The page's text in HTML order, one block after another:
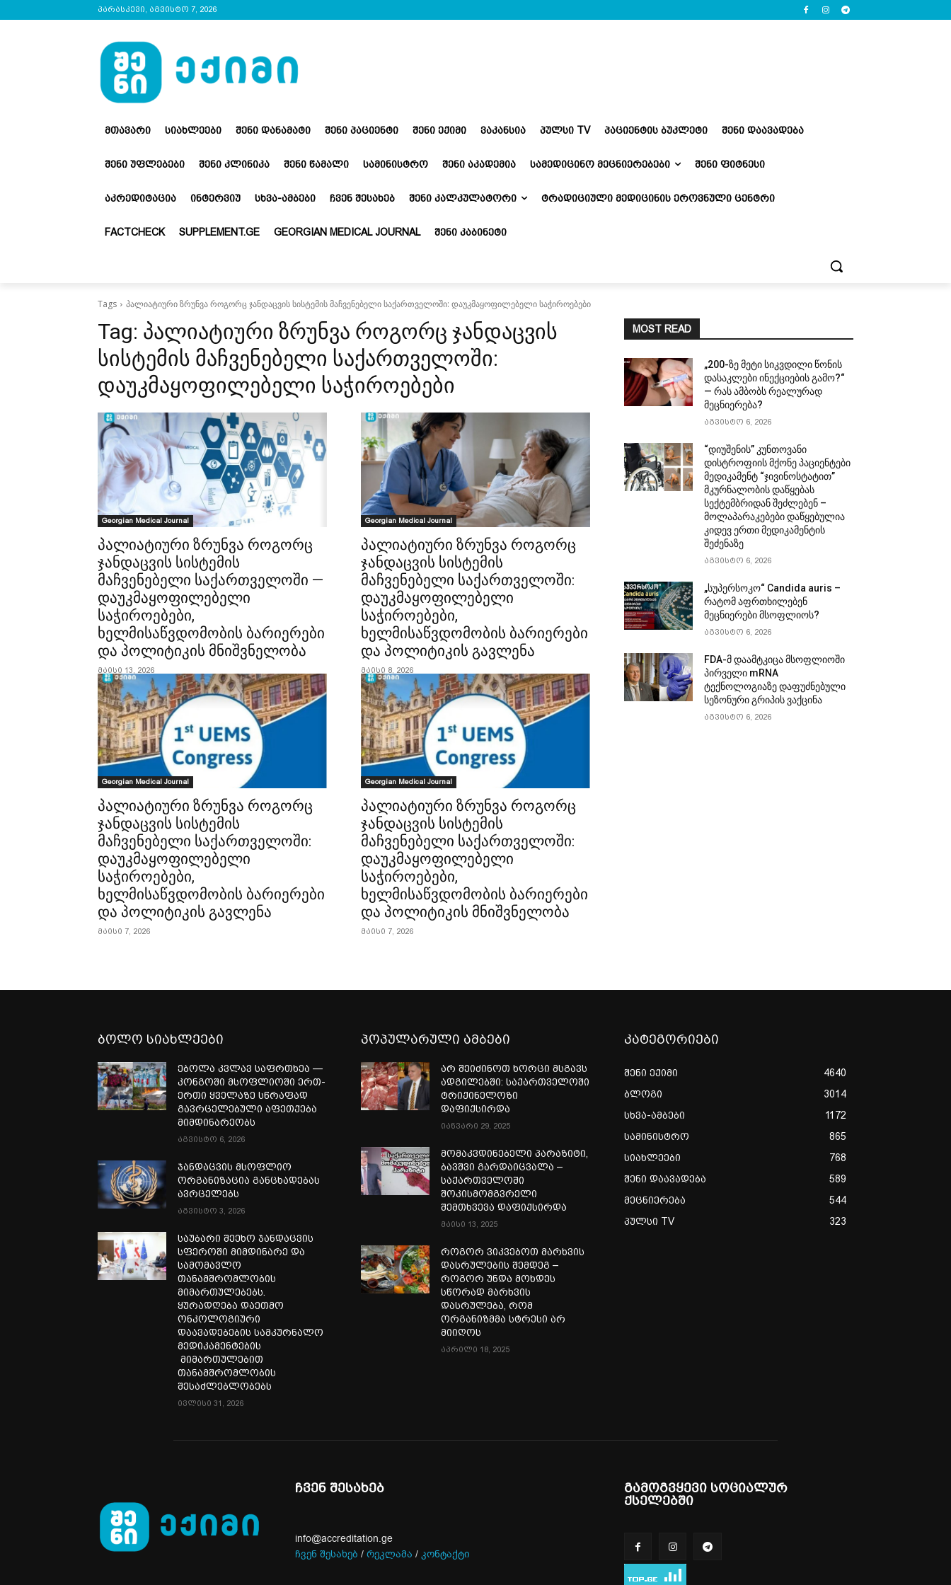
პარასკევი, აგვისტო 7, 2026
ᲛᲗᲐᲕᲐᲠᲘ ᲡᲘᲐᲮᲚᲔᲔᲑᲘ ᲨᲔᲜᲘ ᲓᲐᲜᲐᲛᲐᲢᲘ ᲨᲔᲜᲘ ᲞᲐᲪᲘᲔᲜᲢᲘ ᲨᲔᲜᲘ ᲔᲥᲘᲛᲘ ᲕᲐᲙᲐᲜᲡᲘᲐ ᲞᲣᲚᲡᲘ TV ᲞᲐᲪᲘᲔᲜᲢᲘᲡ ᲑᲣᲙᲚᲔᲢᲘ ᲨᲔᲜᲘ ᲓᲐᲐᲕᲐᲓᲔᲑᲐ
ᲨᲔᲜᲘ ᲣᲤᲚᲔᲑᲔᲑᲘ ᲨᲔᲜᲘ ᲙᲚᲘᲜᲘᲙᲐ ᲨᲔᲜᲘ ᲬᲐᲛᲐᲚᲘ ᲡᲐᲛᲘᲜᲘᲡᲢᲠᲝ ᲨᲔᲜᲘ ᲐᲙᲐᲓᲔᲛᲘᲐ ᲡᲐᲛᲔᲓᲘᲪᲘᲜᲝ ᲛᲔᲪᲜᲘᲔᲠᲔᲑᲔᲑᲘ ᲨᲔᲜᲘ ᲤᲘᲢᲜᲔᲡᲘ
ᲐᲙᲠᲔᲓᲘᲢᲐᲪᲘᲐ ᲘᲜᲢᲔᲠᲕᲘᲣ ᲡᲮᲕᲐ-ᲐᲛᲑᲔᲑᲘ ᲩᲕᲔᲜ ᲨᲔᲡᲐᲮᲔᲑ ᲨᲔᲜᲘ ᲙᲐᲚᲙᲣᲚᲐᲢᲝᲠᲘ ᲢᲠᲐᲓᲘᲪᲘᲣᲚᲘ ᲛᲔᲓᲘᲪᲘᲜᲘᲡ ᲔᲠᲝᲕᲜᲣᲚᲘ ᲪᲔᲜᲢᲠᲘ
FACTCHECK SUPPLEMENT.GE GEORGIAN MEDICAL JOURNAL ᲨᲔᲜᲘ ᲙᲐᲑᲘᲜᲔᲢᲘ
Tags პალიატიური ზრუნვა როგორც ჯანდაცვის სისტემის მაჩვენებელი საქართველოში: დაუკმაყოფილებელი საჭიროებები
Tag: პალიატიური ზრუნვა როგორც ჯანდაცვის
სისტემის მაჩვენებელი საქართველოში:
დაუკმაყოფილებელი საჭიროებები
Georgian Medical Journal
პალიატიური ზრუნვა როგორც
ჯანდაცვის სისტემის
მაჩვენებელი საქართველოში —
დაუკმაყოფილებელი
საჭიროებები,
ხელმისაწვდომობის ბარიერები
და პოლიტიკის მნიშვნელობა
მაისი 13, 2026
Georgian Medical Journal
პალიატიური ზრუნვა როგორც
ჯანდაცვის სისტემის
მაჩვენებელი საქართველოში:
დაუკმაყოფილებელი
საჭიროებები,
ხელმისაწვდომობის ბარიერები
და პოლიტიკის გავლენა
მაისი 8, 2026
Georgian Medical Journal
პალიატიური ზრუნვა როგორც
ჯანდაცვის სისტემის
მაჩვენებელი საქართველოში:
დაუკმაყოფილებელი
საჭიროებები,
ხელმისაწვდომობის ბარიერები
და პოლიტიკის გავლენა
მაისი 7, 2026
Georgian Medical Journal
პალიატიური ზრუნვა როგორც
ჯანდაცვის სისტემის
მაჩვენებელი საქართველოში:
დაუკმაყოფილებელი
საჭიროებები,
ხელმისაწვდომობის ბარიერები
და პოლიტიკის მნიშვნელობა
მაისი 7, 2026
MOST READ
„200-ზე მეტი სიკვდილი წონის
დასაკლები ინექციების გამო?“
— რას ამბობს რეალურად
მეცნიერება?
აგვისტო 6, 2026
“დიუშენის” კუნთოვანი
დისტროფიის მქონე პაციენტები
მედიკამენტ “ჯივინოსტატით”
მკურნალობის დაწყებას
სექტემბრიდან შეძლებენ –
მოლაპარაკებები დაწყებულია
კიდევ ერთი მედიკამენტის
შეძენაზე
აგვისტო 6, 2026
„სუპერსოკო“ Candida auris –
რატომ აფრთხილებენ
მეცნიერები მსოფლიოს?
აგვისტო 6, 2026
FDA-მ დაამტკიცა მსოფლიოში
პირველი mRNA
ტექნოლოგიაზე დაფუძნებული
სეზონური გრიპის ვაქცინა
აგვისტო 6, 2026
ბოლო სიახლეები
ებოლა კვლავ საფრთხეა —
კონგოში მსოფლიოში ერთ-
ერთი ყველაზე სწრაფად
გავრცელებული აფეთქება
მიმდინარეობს
აგვისტო 6, 2026
ჯანდაცვის მსოფლიო
ორგანიზაცია განცხადებას
ავრცელებს
აგვისტო 3, 2026
საუბარი შეეხო ჯანდაცვის
სფეროში მიმდინარე და
სამომავლო
თანამშრომლობის
მიმართულებებს.
ყურადღება დაეთმო
ონკოლოგიური
დაავადებების სამკურნალო
მედიკამენტების
მიმართულებით
თანამშრომლობის
შესაძლებლობებს
ივლისი 31, 2026
პოპულარული ამბები
არ შეიძინოთ ხორცი მსგავს
ადგილებში: საქართველოში
ტრიქინელოზი
დაფიქსირდა
იანვარი 29, 2025
მომაკვდინებელი პარაზიტი,
ბავშვი გარდაიცვალა –
საქართველოში
შოკისმომგვრელი
შემთხვევა დაფიქსირდა
მაისი 13, 2025
როგორ ვიკვებოთ მარხვის
დასრულების შემდეგ –
როგორ უნდა მოხდეს
სწორად მარხვის
დასრულება, რომ
ორგანიზმმა სტრესი არ
მიიღოს
აპრილი 18, 2025
კატეგორიები
შენი ექიმი
4640
ბლოგი
3014
სხვა-ამბები
1172
სამინისტრო
865
სიახლეები
768
შენი დაავადება
589
მეცნიერება
544
პულსი TV
323
ჩვენ შესახებ
info@accreditation.ge
ჩვენ შესახებ / რეკლამა / კონტაქტი
გამოგვყევი სოციალურ
ქსელებში